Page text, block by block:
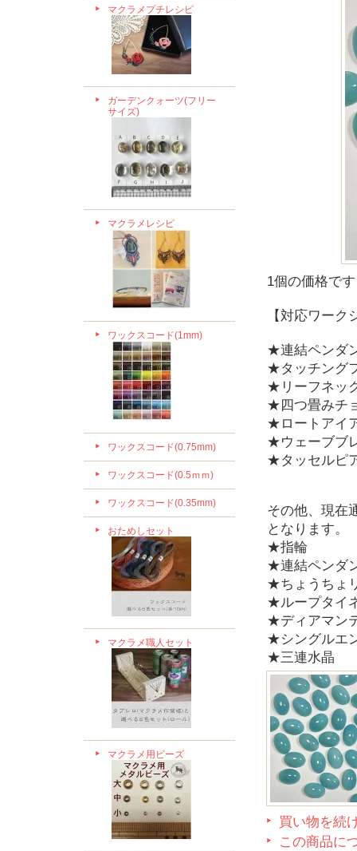
マクラメプチレシピ
ガーデンクォーツ(フリー
サイズ)
マクラメレシピ
ワックスコード(1mm)
ワックスコード(0.75mm)
ワックスコード(0.5ｍｍ)
ワックスコード(0.35mm)
おためしセット
マクラメ職人セット
マクラメ用ビーズ
1個の価格です
【対応ワーク
★連結ペンダ
★タッチング
★リーフネッ
★四つ畳みチ
★ロートアイ
★ウェーブブ
★タッセルピ
その他、現在
となります。
★指輪
★連結ペンダ
★ちょうちょ
★ループタイ
★ディアマン
★シングルエ
★三連水晶
買い物を続
この商品に